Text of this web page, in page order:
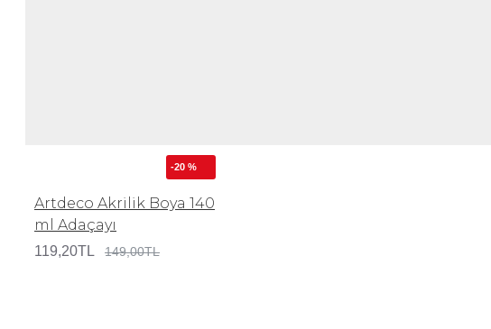
-20 %
Artdeco Akrilik Boya 140
ml Adaçayı
119,20TL 149,00TL